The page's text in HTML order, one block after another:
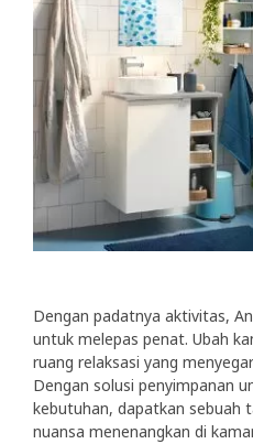
Dengan padatnya aktivitas,
untuk melepas penat. Ubah
ruang relaksasi yang
Dengan solusi penyimpanan
kebutuhan, dapatkan sebuah
nuansa menenangkan di